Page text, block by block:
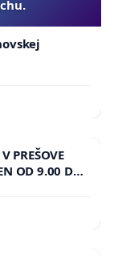
PREŠOVE
OD 9.00 DO
8.00 – 18.00